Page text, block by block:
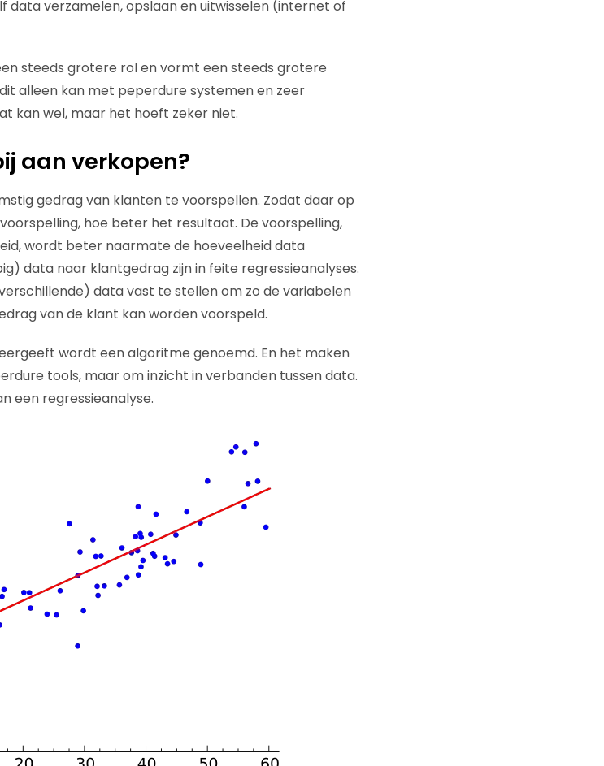
verzamelen, opslaan en uitwisselen (internet of
steeds grotere rol en vormt een steeds grotere
alleen kan met peperdure systemen en zeer
kan wel, maar het hoeft zeker niet.
aan verkopen?
gedrag van klanten te voorspellen. Zodat daar op
hoe beter het resultaat. De voorspelling,
wordt beter naarmate de hoeveelheid data
data naar klantgedrag zijn in feite regressieanalyses.
data vast te stellen om zo de variabelen
van de klant kan worden voorspeld.
wordt een algoritme genoemd. En het maken
tools, maar om inzicht in verbanden tussen data.
een regressieanalyse.